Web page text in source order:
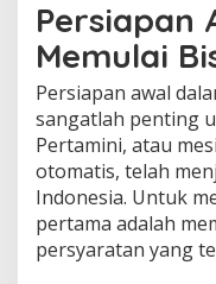
Persiapan
Memulai
Persiapan awal
sangatlah penting
Pertamini, atau
otomatis, telah
Indonesia. Untuk
pertama adalah
persyaratan yang